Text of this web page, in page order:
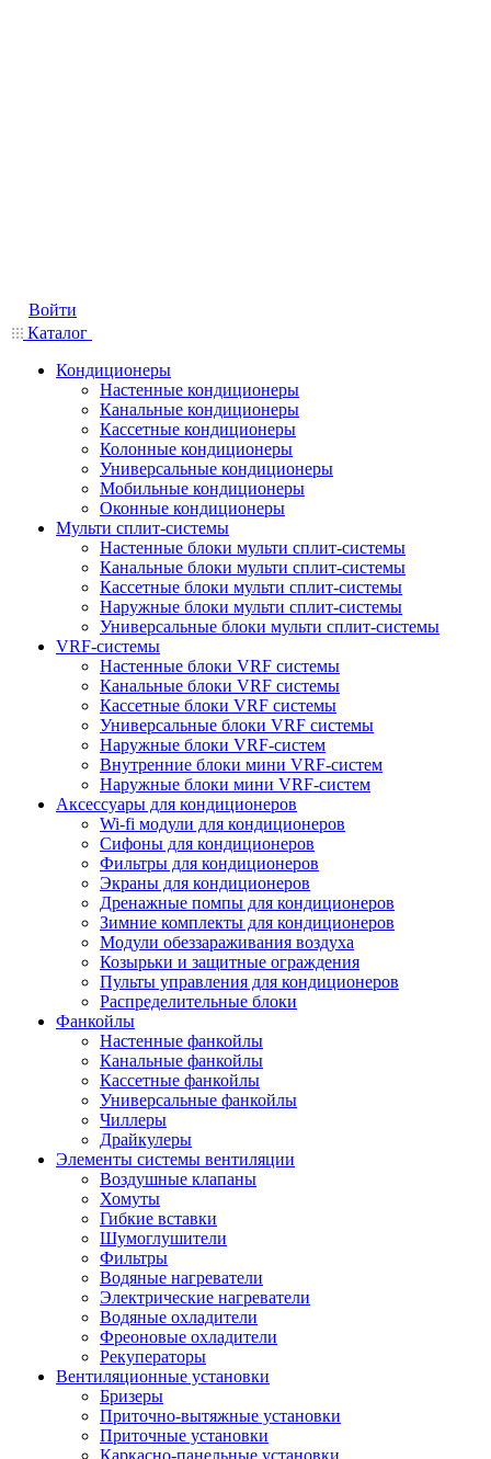
Войти
Каталог
Кондиционеры
Настенные кондиционеры
Канальные кондиционеры
Кассетные кондиционеры
Колонные кондиционеры
Универсальные кондиционеры
Мобильные кондиционеры
Оконные кондиционеры
Мульти сплит-системы
Настенные блоки мульти сплит-системы
Канальные блоки мульти сплит-системы
Кассетные блоки мульти сплит-системы
Наружные блоки мульти сплит-системы
Универсальные блоки мульти сплит-системы
VRF-системы
Настенные блоки VRF системы
Канальные блоки VRF системы
Кассетные блоки VRF системы
Универсальные блоки VRF системы
Наружные блоки VRF-систем
Внутренние блоки мини VRF-систем
Наружные блоки мини VRF-систем
Аксессуары для кондиционеров
Wi-fi модули для кондиционеров
Сифоны для кондиционеров
Фильтры для кондиционеров
Экраны для кондиционеров
Дренажные помпы для кондиционеров
Зимние комплекты для кондиционеров
Модули обеззараживания воздуха
Козырьки и защитные ограждения
Пульты управления для кондиционеров
Распределительные блоки
Фанкойлы
Настенные фанкойлы
Канальные фанкойлы
Кассетные фанкойлы
Универсальные фанкойлы
Чиллеры
Драйкулеры
Элементы системы вентиляции
Воздушные клапаны
Хомуты
Гибкие вставки
Шумоглушители
Фильтры
Водяные нагреватели
Электрические нагреватели
Водяные охладители
Фреоновые охладители
Рекуператоры
Вентиляционные установки
Бризеры
Приточно-вытяжные установки
Приточные установки
Каркасно-панельные установки